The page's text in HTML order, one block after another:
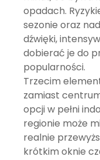
opadach.
sezonie oraz
dźwięki,
dobierać je do
popularności.
Trzecim
zamiast
opcji w pełni
regionie może
realnie
krótkim oknie